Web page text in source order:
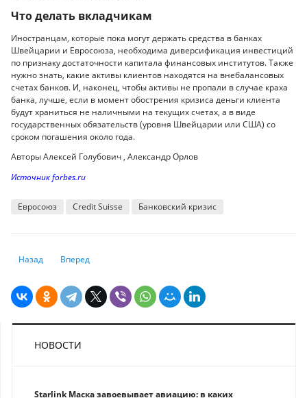
Что делать вкладчикам
Иностранцам, которые пока могут держать средства в банках
Швейцарии и Евросоюза, необходима диверсификация инвестиций
по признаку достаточности капитала финансовых институтов. Также
нужно знать, какие активы клиентов находятся на внебалансовых
счетах банков. И, наконец, чтобы активы не пропали в случае краха
банка, лучше, если в момент обострения кризиса деньги клиента
будут храниться не наличными на текущих счетах, а в виде
государственных обязательств (уровня Швейцарии или США) со
сроком погашения около года.
Авторы Алексей Голубович , Александр Орлов
Источник forbes.ru
Евросоюз Credit Suisse Банковский кризис
Предыдущий: В Казахстане поэтапно снизят межбанковские комиссии
Назад Следующий: Курсы валют на 2 ноября в обменниках
Вперед
НОВОСТИ
Starlink Маска завоевывает авиацию: в каких